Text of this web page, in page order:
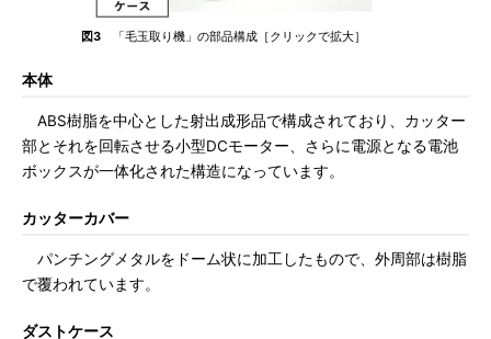
図3 「毛玉取り機」の部品構成［クリックで拡大］
本体
ABS樹脂を中心とした射出成形品で構成されており、カッター
部とそれを回転させる小型DCモーター、さらに電源となる電池
ボックスが一体化された構造になっています。
カッターカバー
パンチングメタルをドーム状に加工したもので、外周部は樹脂
で覆われています。
ダストケース